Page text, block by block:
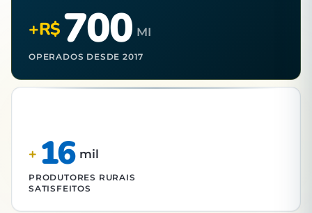
+R$700 MI
OPERADOS DESDE 2017
+ 16 mil
PRODUTORES RURAIS
SATISFEITOS